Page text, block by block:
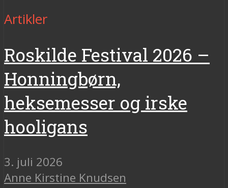
Artikler
Roskilde Festival 2026 –
Honningbørn,
heksemesser og irske
hooligans
3. juli 2026
Anne Kirstine Knudsen